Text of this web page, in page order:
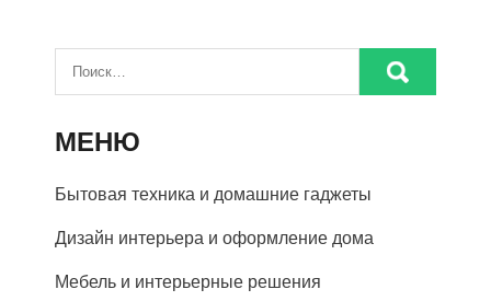
МЕНЮ
Бытовая техника и домашние гаджеты
Дизайн интерьера и оформление дома
Мебель и интерьерные решения